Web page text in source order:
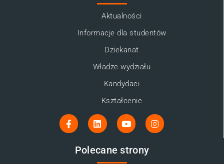
Aktualności
Informacje dla studentów
Dziekanat
Władze wydziału
Kandydaci
Kształcenie
Polecane strony